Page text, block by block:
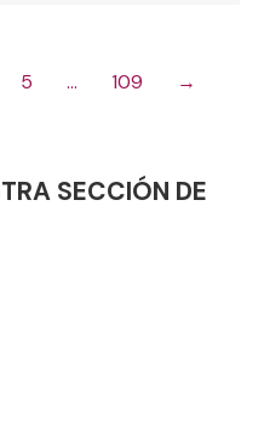
5 … 109 →
SECCIÓN DE